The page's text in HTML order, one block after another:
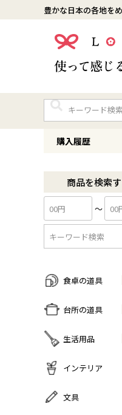
豊かな日本の各地を
購入履歴
商品を検索
〜
食卓の道具
すべての商品をみる
丼・小鉢
グラス・タンブラー
台所の道具
すべての商品をみる
鍋・フライパン
調理器具
生活用品
すべての商品をみる
美容ケア
インテリア
すべての商品をみる
文具